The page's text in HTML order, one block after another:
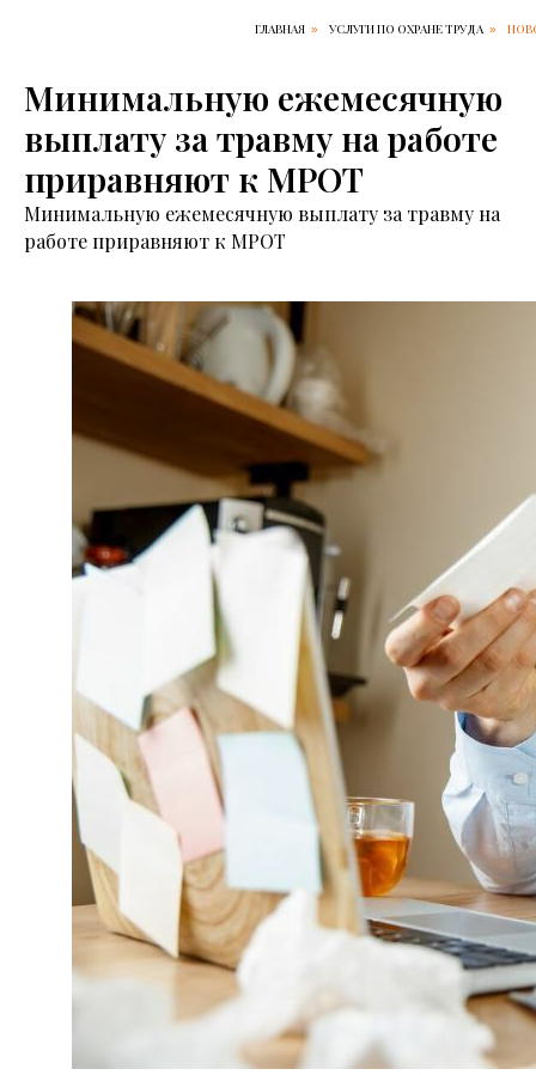
ГЛАВНАЯ » УСЛУГИ ПО ОХРАНЕ ТРУДА »
Минимальную ежемесячную
выплату за травму на работе
приравняют к МРОТ
Минимальную ежемесячную выплату за травму на
работе приравняют к МРОТ